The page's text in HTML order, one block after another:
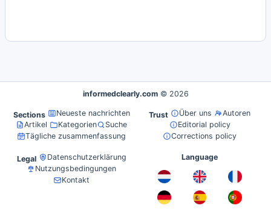
informedclearly.com © 2026
Sections
Neueste nachrichten
Artikel
Kategorien
Suche
Tägliche zusammenfassung
Trust Über uns
Autoren
Editorial policy
Corrections policy
Legal
Datenschutzerklärung
Nutzungsbedingungen
Kontakt
Language